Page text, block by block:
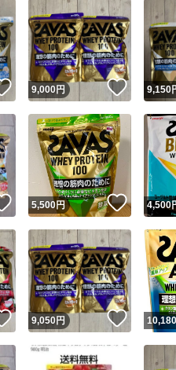
※このバッジは実績に基づく表示であ
スピード＆安心発送
この
ます
スピード発送 このユ
安心発送 この
いいね！
9,000円 いいね
9,150
いいね！
5,500円 いいね
4,500
いいね！
9,050円 いいね
10,180